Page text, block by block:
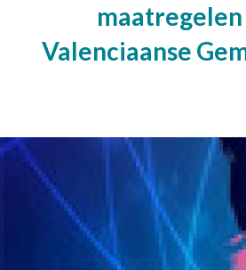
maatregelen
Valenciaanse
Afbeelding